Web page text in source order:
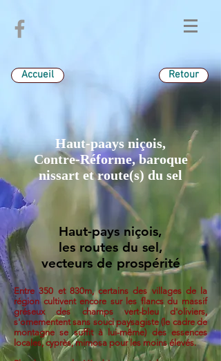
Accueil Retour
Haut-paays niçois,
Contre-Réforme, baroque
nissart et route(s) du sel
Haut-pays niçois,
les routes du sel,
vecteurs de prospérité
Entre 350 et 830m, certains des villages de la
région cultivent encore sur les flancs du massif
gréseux des champs vert-bleu d'oliviers,
s'ornementent sans souci paysagiste (le cadre de
montagne se suffit à lui-même) des essences
locales, cyprès, mimosa pour les moins élevés.